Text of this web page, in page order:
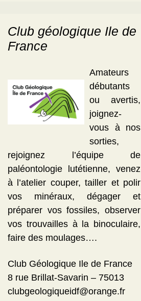
Club géologique Ile de
France
Amateurs
débutants
ou avertis,
joignez-
vous à nos
sorties,
rejoignez l’équipe de
paléontologie lutétienne, venez
à l’atelier couper, tailler et polir
vos minéraux, dégager et
préparer vos fossiles, observer
vos trouvailles à la binoculaire,
faire des moulages….
Club Géologique Ile de France
8 rue Brillat-Savarin – 75013
clubgeologiqueidf@orange.fr